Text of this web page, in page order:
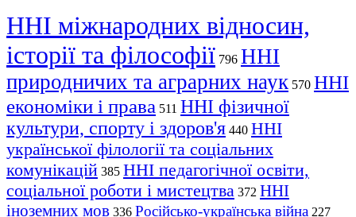
ННІ міжнародних відносин,
історії та філософії 796 ННІ
природничих та аграрних наук 570 ННІ
економіки і права 511 ННІ фізичної
культури, спорту і здоров'я 440 ННІ
української філології та соціальних
комунікацій 385 ННІ педагогічної освіти,
соціальної роботи і мистецтва 372 ННІ
іноземних мов 336 Російсько-українська війна 227